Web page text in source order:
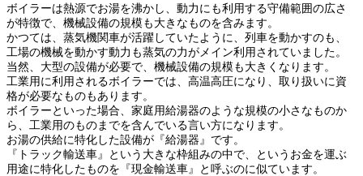
ボイラーは熱源でお湯を沸かし、動力にも利用する守備範囲の広さ
が特徴で、機械設備の規模も大きなものを含みます。
かつては、蒸気機関車が活躍していたように、列車を動かすのも、
工場の機械を動かす動力も蒸気の力がメイン利用されていました。
当然、大型の設備が必要で、機械設備の規模も大きくなります。
工業用に利用されるボイラーでは、高温高圧になり、取り扱いに資
格が必要なものもあります。
ボイラーといった場合、家庭用給湯器のような規模の小さなものか
ら、工業用のものまでを含んでいる言い方になります。
お湯の供給に特化した設備が『給湯器』です。
『トラック輸送車』という大きな枠組みの中で、というお金を運ぶ
用途に特化したものを『現金輸送車』と呼ぶのに似ています。